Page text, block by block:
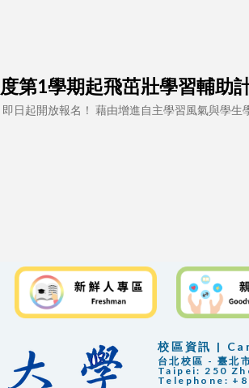
第1學期起飛茁壯學習輔助
即日起開放報名！ 藉由增進自主學習風氣與學
校區資訊 |
台北校區 - 臺北
Taipei: 250
Telephone: